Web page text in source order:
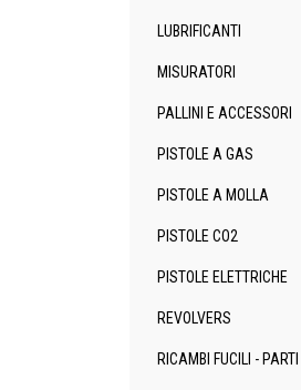
LUBRIFICANTI
MISURATORI
PALLINI E ACCESSORI
PISTOLE A GAS
PISTOLE A MOLLA
PISTOLE CO2
PISTOLE ELETTRICHE
REVOLVERS
RICAMBI FUCILI -